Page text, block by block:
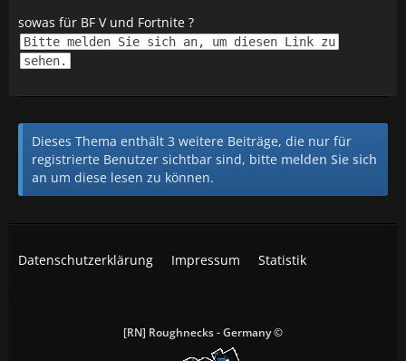
sowas für BF V und Fortnite ?
Bitte melden Sie sich an, um diesen Link zu
sehen.
Dieses Thema enthält 3 weitere Beiträge, die nur für
registrierte Benutzer sichtbar sind, bitte melden Sie sich
an um diese lesen zu können.
Datenschutzerklärung Impressum Statistik
[RN] Roughnecks - Germany ©